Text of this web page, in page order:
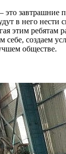
завтрашние
в него нести
этим ребятам
создаем
обществе.